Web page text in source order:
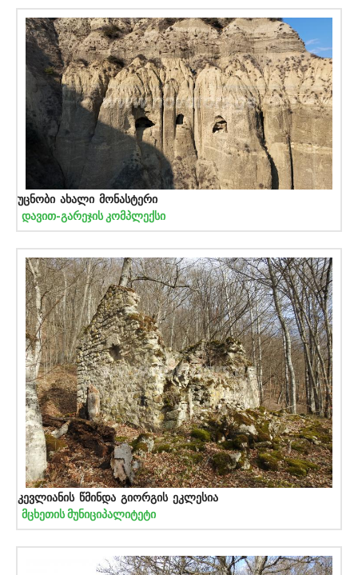
უცნობი ახალი მონასტერი
დავით-გარეჯის კომპლექსი
კევლიანის წმინდა გიორგის ეკლესია
მცხეთის მუნიციპალიტეტი